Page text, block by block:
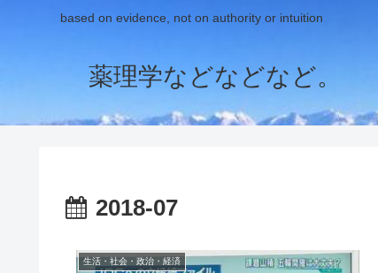
based on evidence, not on authority or intuition
薬理学などなどなど。
2018-07
生活・社会・政治・経済